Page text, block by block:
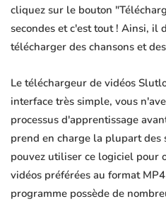
cliquez sur le bouton
secondes et c'est tout ! Ainsi, il
télécharger des chansons et
Le téléchargeur de vidéos
interface très simple, vous
processus d'apprentissage
prend en charge la plupart des
pouvez utiliser ce logiciel pour
vidéos préférées au format
programme possède de